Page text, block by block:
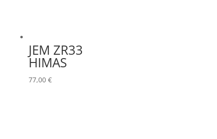
JEM ZR33
HIMAS
77,00 €